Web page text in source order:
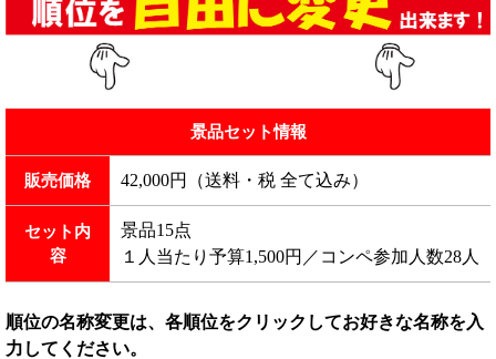
会員新規登録 FAQ
景品セット情報
販売価格 42,000円（送料・税 全て込み）
セット内
容
景品15点
１人当たり予算1,500円／コンペ参加人数28人
順位の名称変更は、各順位をクリックしてお好きな名称を入
力してください。